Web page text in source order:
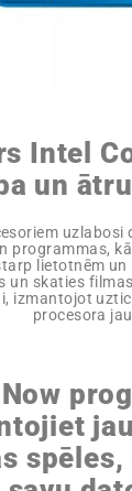
Intel
un
programmas,
lietotnēm
un skaties
izmantojot
procesora